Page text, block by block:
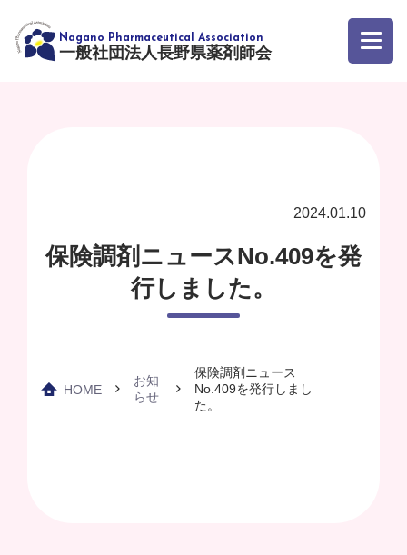
一般社団法人長野県薬剤師会
2024.01.10
保険調剤ニュースNo.409を発
行しました。
HOME
お知
らせ
保険調剤ニュース
No.409を発行しまし
た。